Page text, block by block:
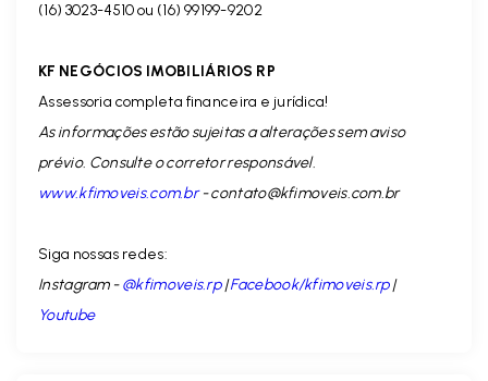
(16) 3023-4510 ou (16) 99199-9202
KF NEGÓCIOS IMOBILIÁRIOS RP
Assessoria completa financeira e jurídica!
As informações estão sujeitas a alterações sem aviso
prévio. Consulte o corretor responsável.
www.kfimoveis.com.br-contato@kfimoveis.com.br
Siga nossas redes:
Instagram -@kfimoveis.rp|Facebook/kfimoveis.rp|
Youtube